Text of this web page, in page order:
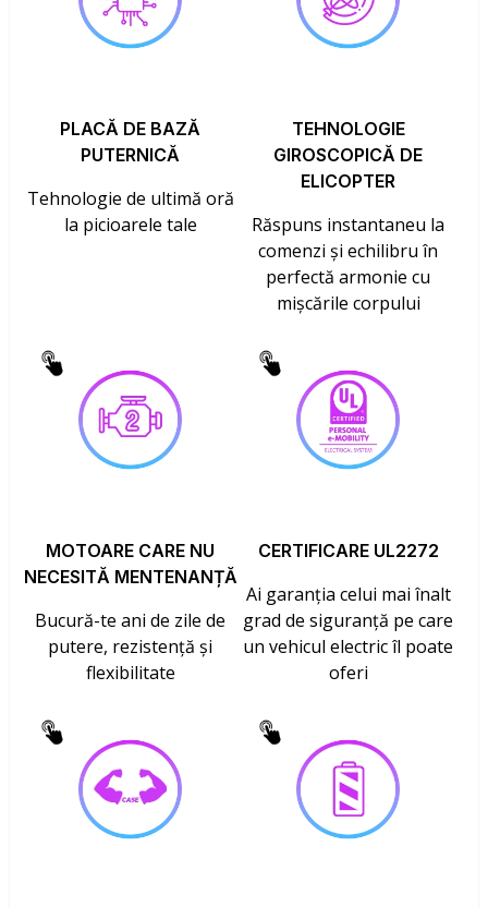
PLACĂ DE BAZĂ
PUTERNICĂ
Tehnologie de ultimă oră
la picioarele tale
TEHNOLOGIE
GIROSCOPICĂ DE
ELICOPTER
Răspuns instantaneu la
comenzi și echilibru în
perfectă armonie cu
mișcările corpului
MOTOARE CARE NU
NECESITĂ MENTENANȚĂ
Bucură-te ani de zile de
putere, rezistență și
flexibilitate
CERTIFICARE UL2272
Ai garanția celui mai înalt
grad de siguranță pe care
un vehicul electric îl poate
oferi